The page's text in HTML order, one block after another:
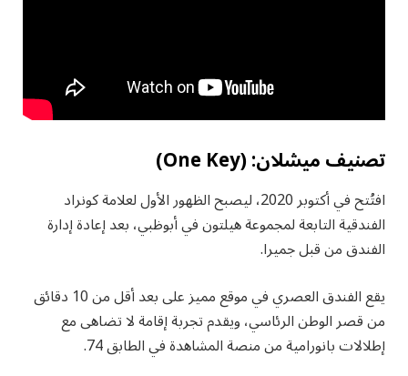
تصنيف ميشلان: (One Key)
افتُتح في أكتوبر 2020، ليصبح الظهور الأول لعلامة كونراد
الفندقية التابعة لمجموعة هيلتون في أبوظبي، بعد إعادة إدارة
الفندق من قبل جميرا.
يقع الفندق العصري في موقع مميز على بعد أقل من 10 دقائق
من قصر الوطن الرئاسي، ويقدم تجربة إقامة لا تضاهى مع
إطلالات بانورامية من منصة المشاهدة في الطابق 74.